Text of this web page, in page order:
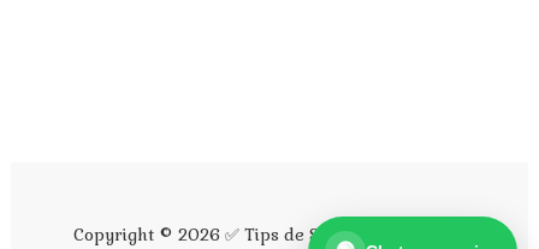
Copyright © 2026 ✅ Tips de Seo y Social Media